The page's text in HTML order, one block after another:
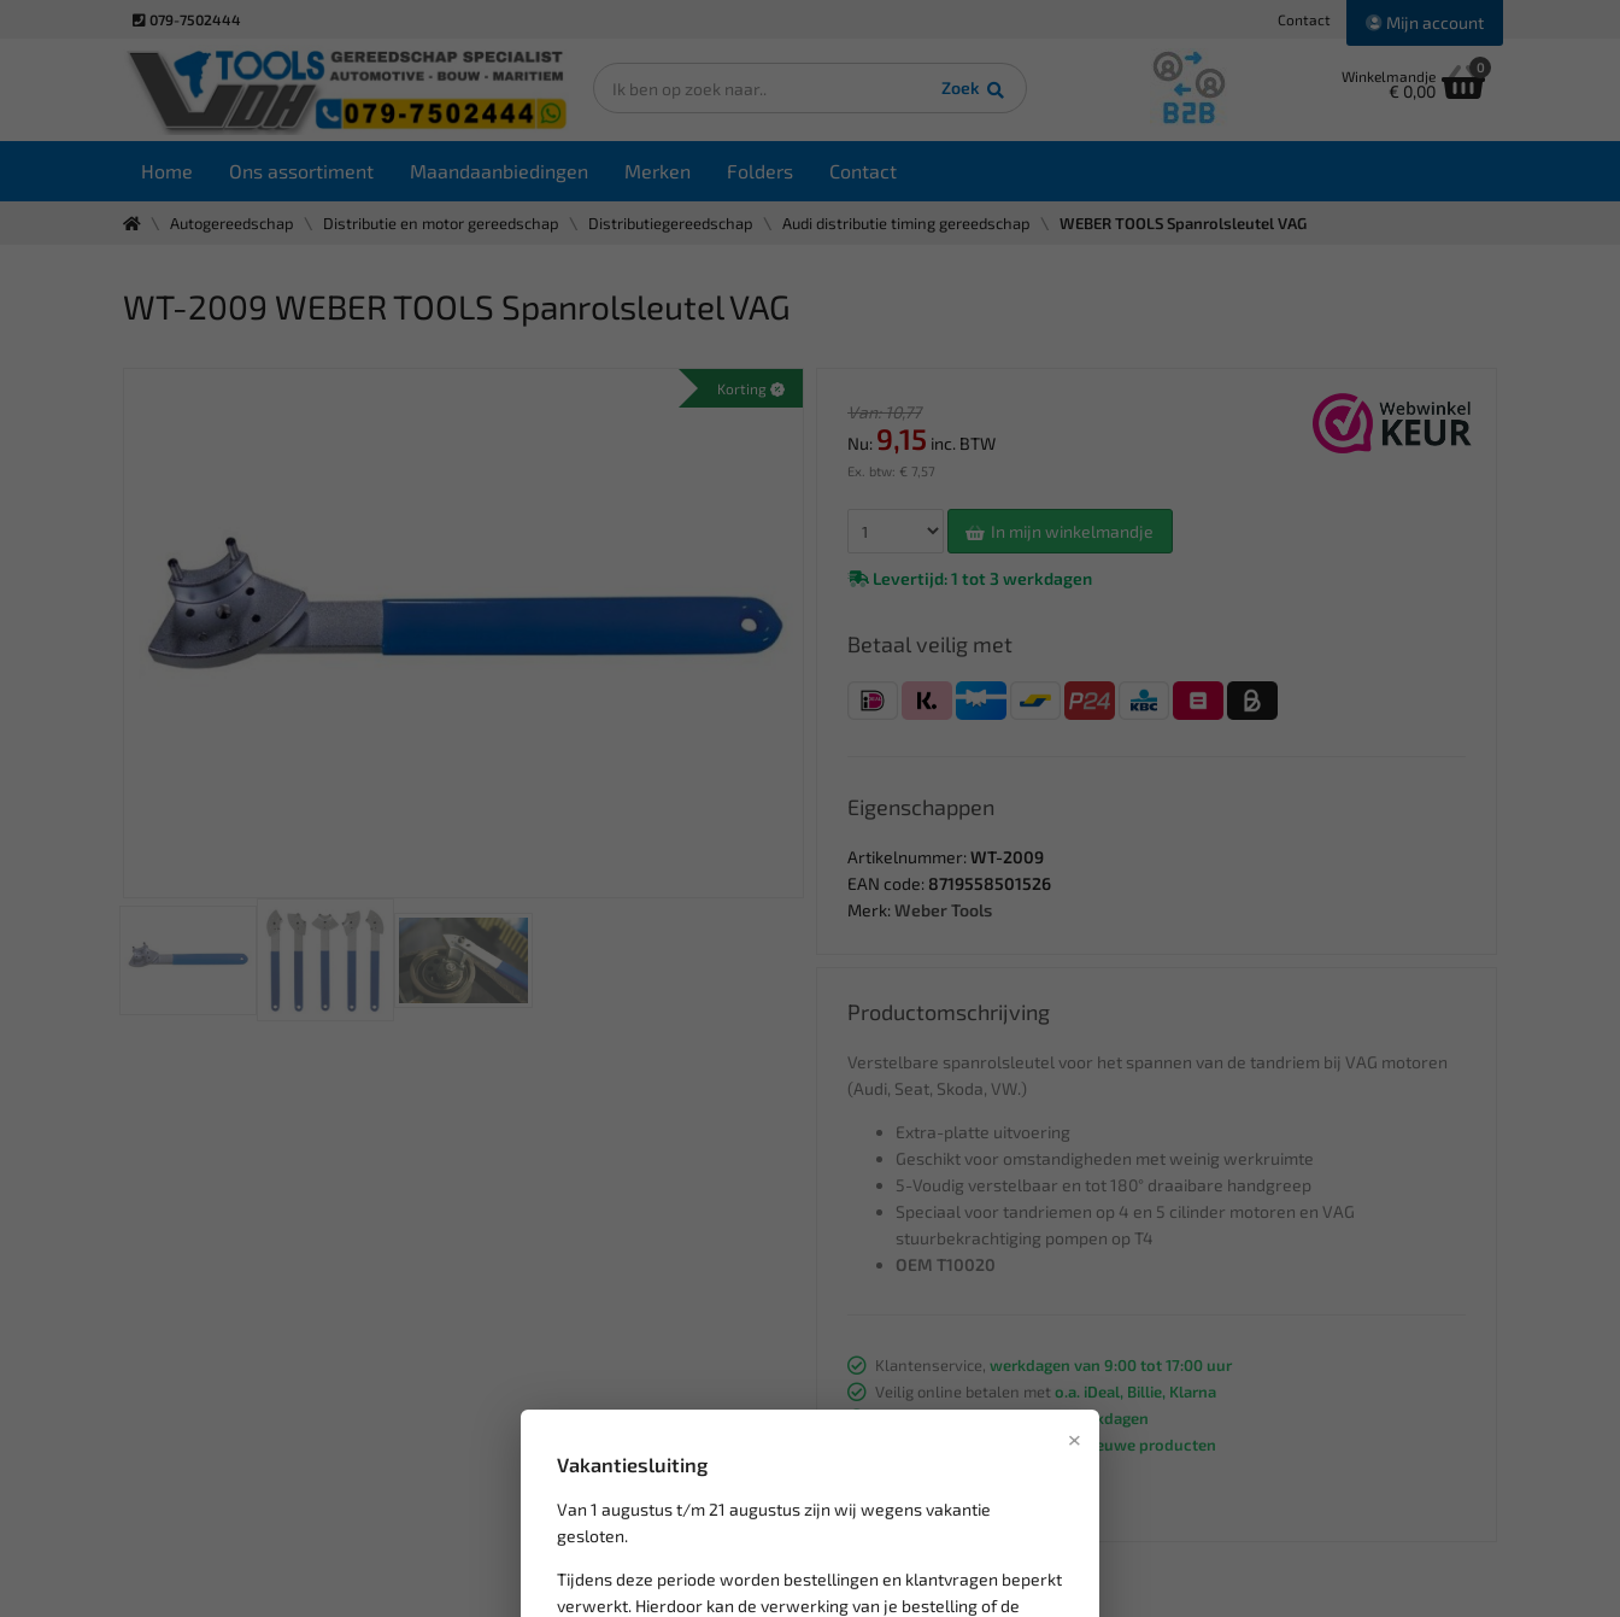
079-7502444 Contact Mijn account
Zoek
Winkelmandje
€ 0,00
0
Home Ons assortiment Maandaanbiedingen Merken Folders Contact
Autogereedschap Distributie en motor gereedschap Distributiegereedschap Audi distributie timing gereedschap WEBER TOOLS Spanrolsleutel VAG
×
Vakantiesluiting
Van 1 augustus t/m 21 augustus zijn wij wegens vakantie
gesloten.
Tijdens deze periode worden bestellingen en klantvragen beperkt
verwerkt. Hierdoor kan de verwerking van je bestelling of de
WT-2009 WEBER TOOLS Spanrolsleutel VAG
Korting
Van: 10,77
Nu: 9,15 inc. BTW
Ex. btw: € 7,57
In mijn winkelmandje
Levertijd: 1 tot 3 werkdagen
Betaal veilig met
Eigenschappen
Artikelnummer: WT-2009
EAN code: 8719558501526
Merk: Weber Tools
Productomschrijving
Verstelbare spanrolsleutel voor het spannen van de tandriem bij VAG motoren
(Audi, Seat, Skoda, VW.)
Extra-platte uitvoering
Geschikt voor omstandigheden met weinig werkruimte
5-Voudig verstelbaar en tot 180° draaibare handgreep
Speciaal voor tandriemen op 4 en 5 cilinder motoren en VAG
stuurbekrachtiging pompen op T4
OEM T10020
Klantenservice, werkdagen van 9:00 tot 17:00 uur
Veilig online betalen met o.a. iDeal, Billie, Klarna
gemiddeld 1-3 werkdagen
wekelijks nieuwe producten